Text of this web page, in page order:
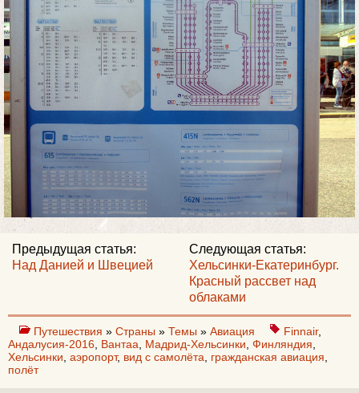
Следующая статья:
Хельсинки-Екатеринбург.
Красный рассвет над
облаками
Предыдущая статья:
Над Данией и Швецией
Путешествия » Страны » Темы » Авиация Finnair,
Андалусия-2016, Вантаа, Мадрид-Хельсинки, Финляндия,
Хельсинки, аэропорт, вид с самолёта, гражданская авиация,
полёт